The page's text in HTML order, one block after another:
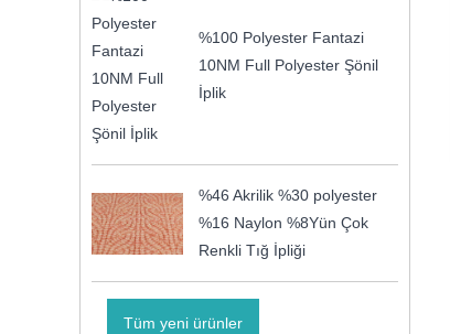
%100 Polyester Fantazi
10NM Full Polyester Şönil
İplik
%46 Akrilik %30 polyester
%16 Naylon %8Yün Çok
Renkli Tığ İpliği
Tüm yeni ürünler